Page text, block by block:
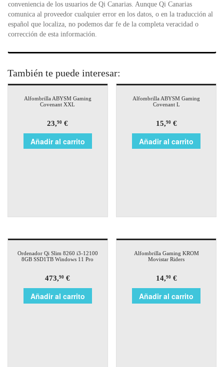
conveniencia de los usuarios de Qi Canarias. Aunque Qi Canarias
comunica al proveedor cualquier error en los datos, o en la traducción al
español que localiza, no podemos dar fe de la completa veracidad o
corrección de esta información.
También te puede interesar:
Alfombrilla ABYSM Gaming
Covenant XXL
23,90 €
Añadir al carrito
Alfombrilla ABYSM Gaming
Covenant L
15,90€
Añadir al carrito
Ordenador Qi Slim 8260 i3-12100
8GB SSD1TB Windows 11 Pro
473,90 €
Añadir al carrito
Alfombrilla Gaming KROM
Movistar Riders
14,90€
Añadir al carrito